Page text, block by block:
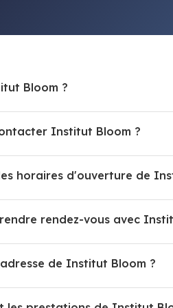
Bloom ?
Institut Bloom ?
horaires d'ouverture de
rendez-vous avec
de Institut Bloom ?